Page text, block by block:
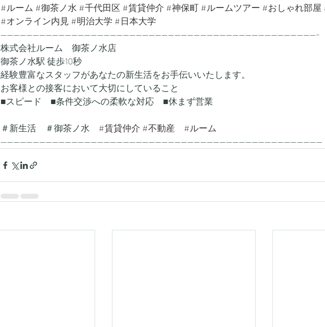
#ルーム #御茶ノ水 #千代田区 #賃貸仲介 #神保町 #ルームツアー #おしゃれ部屋
#オンライン内見 #明治大学 #日本大学
---------------------------------------------------------------------------------------------------
株式会社ルーム　御茶ノ水店
御茶ノ水駅 徒歩10秒
経験豊富なスタッフがあなたの新生活をお手伝いいたします。
お客様との接客において大切にしていること
■スピード　■条件交渉への柔軟な対応　■休まず営業
＃新生活　＃御茶ノ水 #賃貸仲介 #不動産
#ルーム
----------------------------------------------------------------------------------------------------